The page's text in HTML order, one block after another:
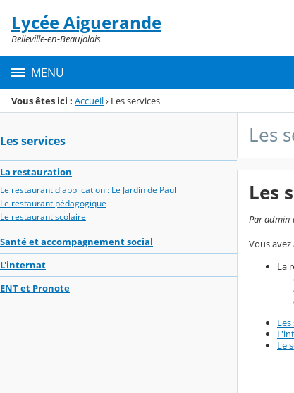
Menu de la rubrique
Contenu
Lycée Aiguerande
Belleville-en-Beaujolais
MENU
Vous êtes ici : Accueil› Les services
Les services
La restauration
Le restaurant d'application : Le Jardin de Paul
Le restaurant pédagogique
Le restaurant scolaire
Santé et accompagnement social
L'internat
ENT et Pronote
Les
Les
Par admin
Vous
La
Le